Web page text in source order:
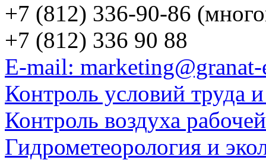
+7 (812) 336-90-86
+7 (812) 336 90 88
E-mail:
Контроль условий труда
Контроль воздуха
Гидрометеорология и